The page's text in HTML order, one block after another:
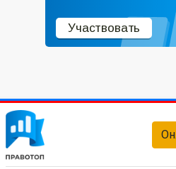
Участвовать